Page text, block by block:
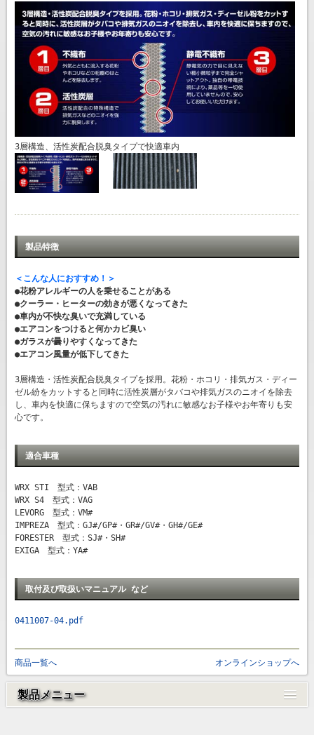
製品メニュー
3層構造、活性炭配合脱臭タイプで快適車内
製品特徴
＜こんな人におすすめ！＞
●花粉アレルギーの人を乗せることがある
●クーラー・ヒーターの効きが悪くなってきた
●車内が不快な臭いで充満している
●エアコンをつけると何かカビ臭い
●ガラスが曇りやすくなってきた
●エアコン風量が低下してきた
3層構造・活性炭配合脱臭タイプを採用。花粉・ホコリ・排気ガス・ディー
ゼル紛をカットすると同時に活性炭層がタバコや排気ガスのニオイを除去
し、車内を快適に保ちますので空気の汚れに敏感なお子様やお年寄りも安
心です。
適合車種
WRX STI 型式：VAB
WRX S4 型式：VAG
LEVORG 型式：VM#
IMPREZA 型式：GJ#/GP#・GR#/GV#・GH#/GE#
FORESTER 型式：SJ#・SH#
EXIGA 型式：YA#
取付及び取扱いマニュアル など
0411007-04.pdf
商品一覧へ オンラインショップへ